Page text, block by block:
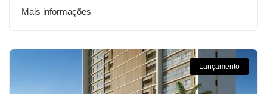
Mais informações
Lançamento